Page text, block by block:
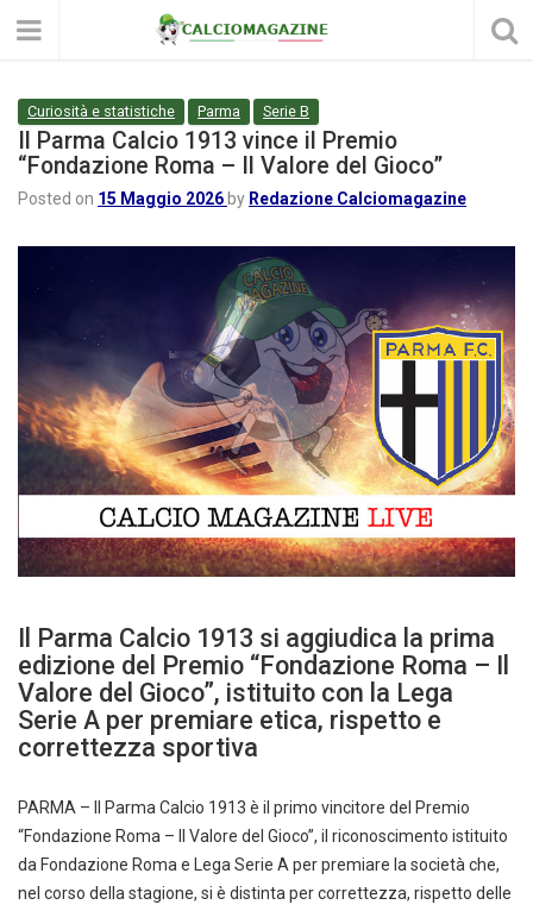
Curiosità e statistiche Parma Serie B
Il Parma Calcio 1913 vince il Premio
“Fondazione Roma – Il Valore del Gioco”
Posted on 15 Maggio 2026 by Redazione Calciomagazine
Il Parma Calcio 1913 si aggiudica la prima
edizione del Premio “Fondazione Roma – Il
Valore del Gioco”, istituito con la Lega
Serie A per premiare etica, rispetto e
correttezza sportiva
PARMA – Il Parma Calcio 1913 è il primo vincitore del Premio
“Fondazione Roma – Il Valore del Gioco”, il riconoscimento istituito
da Fondazione Roma e Lega Serie A per premiare la società che,
nel corso della stagione, si è distinta per correttezza, rispetto delle